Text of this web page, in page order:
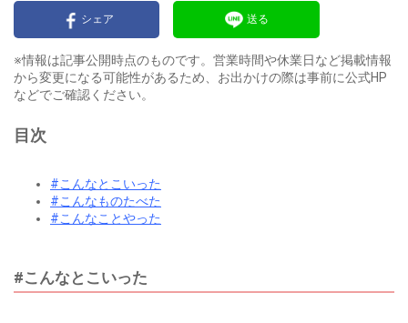
シェア 送る
※情報は記事公開時点のものです。営業時間や休業日など掲載情報
から変更になる可能性があるため、お出かけの際は事前に公式HP
などでご確認ください。
目次
#こんなとこいった
#こんなものたべた
#こんなことやった
#こんなとこいった